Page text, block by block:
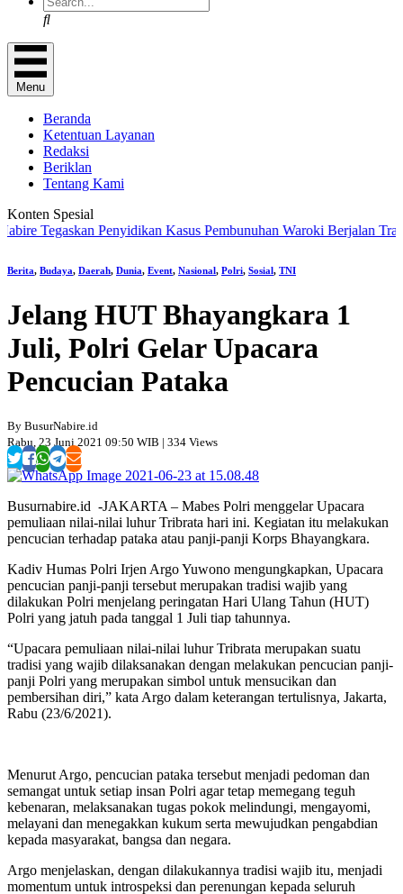
Search
Menu
Beranda
Ketentuan Layanan
Redaksi
Beriklan
Tentang Kami
Konten Spesial
Tegaskan Penyidikan Kasus Pembunuhan Waroki Berjalan
Berita, Budaya, Daerah, Dunia, Event, Nasional, Polri, Sosial, TNI
Jelang HUT Bhayangkara 1
Juli, Polri Gelar Upacara
Pencucian Pataka
By BusurNabire.id
Rabu, 23 Juni 2021 09:50 WIB | 334 Views
Busurnabire.id -JAKARTA – Mabes Polri menggelar Upacara
pemuliaan nilai-nilai luhur Tribrata hari ini. Kegiatan itu melakukan
pencucian terhadap pataka atau panji-panji Korps Bhayangkara.
Kadiv Humas Polri Irjen Argo Yuwono mengungkapkan, Upacara
pencucian panji-panji tersebut merupakan tradisi wajib yang
dilakukan Polri menjelang peringatan Hari Ulang Tahun (HUT)
Polri yang jatuh pada tanggal 1 Juli tiap tahunnya.
“Upacara pemuliaan nilai-nilai luhur Tribrata merupakan suatu
tradisi yang wajib dilaksanakan dengan melakukan pencucian panji-
panji Polri yang merupakan simbol untuk mensucikan dan
pembersihan diri,” kata Argo dalam keterangan tertulisnya, Jakarta,
Rabu (23/6/2021).
Menurut Argo, pencucian pataka tersebut menjadi pedoman dan
semangat untuk setiap insan Polri agar tetap memegang teguh
kebenaran, melaksanakan tugas pokok melindungi, mengayomi,
melayani dan menegakkan kukum serta mewujudkan pengabdian
kepada masyarakat, bangsa dan negara.
Argo menjelaskan, dengan dilakukannya tradisi wajib itu, menjadi
momentum untuk introspeksi dan perenungan kepada seluruh